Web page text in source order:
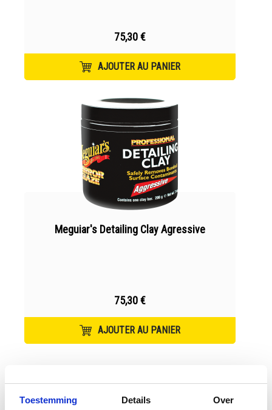
Toestemming Details Over
75,30 €
AJOUTER AU PANIER
Meguiar's Detailing Clay Agressive
75,30 €
AJOUTER AU PANIER